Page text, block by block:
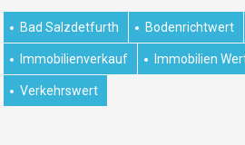
Bad Salzdetfurth Bodenrichtwert
Immobilienverkauf Immobilien
Verkehrswert